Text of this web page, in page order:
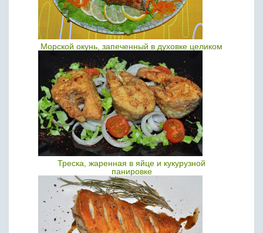
Морской окунь, запеченный в духовке целиком
Треска, жаренная в яйце и кукурузной
панировке